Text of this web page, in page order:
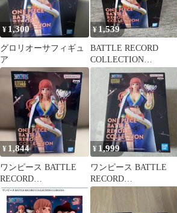
¥ 1,300
グロリオーサフィギュ
ア
¥1,539
BATTLE RECORD
COLLECTION
GLORIOSA
¥ 1,844
ワンピース BATTLE
RECORD
COLLECTION グロリ
オーサ
¥ 1,999
ワンピース BATTLE
RECORD
COLLECTION グロリ
オーサ